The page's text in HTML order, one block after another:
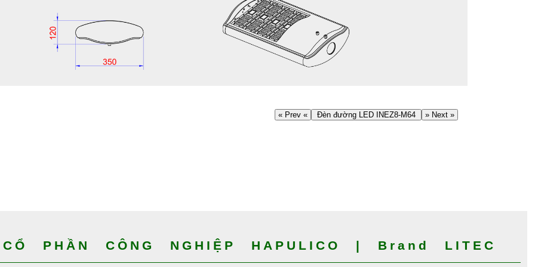
« Prev « Đèn đường LED INEZ8-M64 » Next »
PHẦN CÔNG NGHIỆP HAPULICO | Brand LITEC